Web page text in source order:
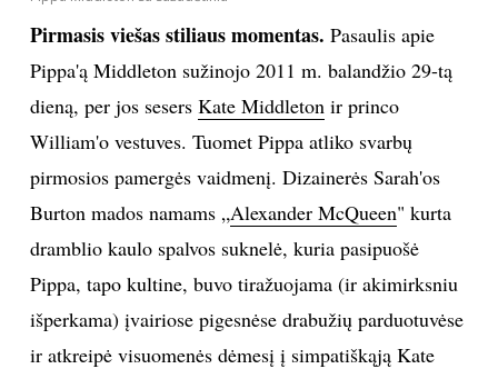
VAIKAI
NELAIMĖS
KONTAKTAI
Sekite mus:
Pirmasis viešas stiliaus momentas. Pasaulis apie
Pippa'ą Middleton sužinojo 2011 m. balandžio 29-tą
dieną, per jos sesers Kate Middleton ir princo
William'o vestuves. Tuomet Pippa atliko svarbų
pirmosios pamergės vaidmenį. Dizainerės Sarah'os
Burton mados namams „Alexander McQueen" kurta
dramblio kaulo spalvos suknelė, kuria pasipuošė
Pippa, tapo kultine, buvo tiražuojama (ir akimirksniu
išperkama) įvairiose pigesnėse drabužių parduotuvėse
ir atkreipė visuomenės dėmesį į simpatiškąją Kate